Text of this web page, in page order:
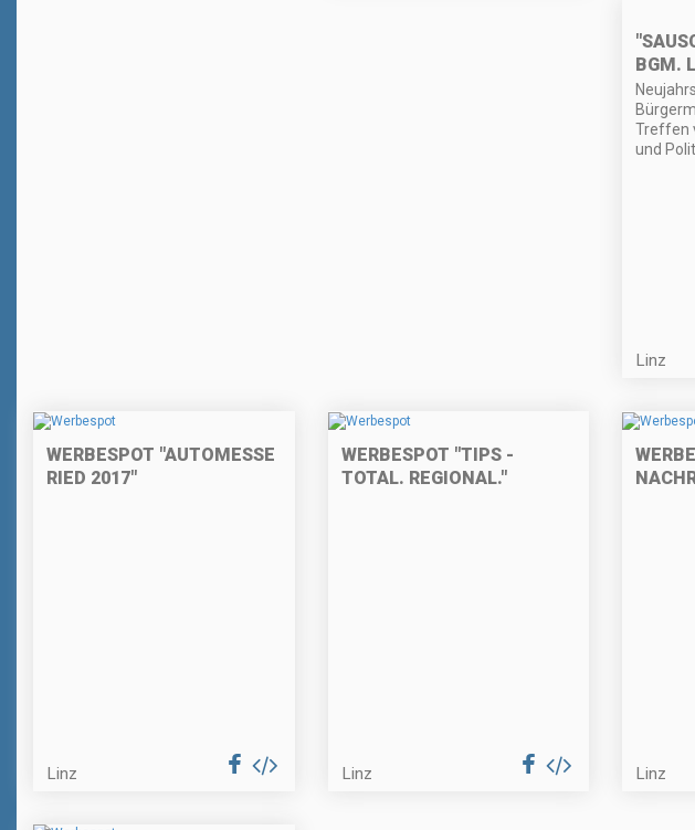
BGM.
Treffen
und
Linz
WERBESPOT "AUTOMESSE
RIED 2017"
Linz
WERBESPOT "TIPS -
TOTAL. REGIONAL."
Linz Linz